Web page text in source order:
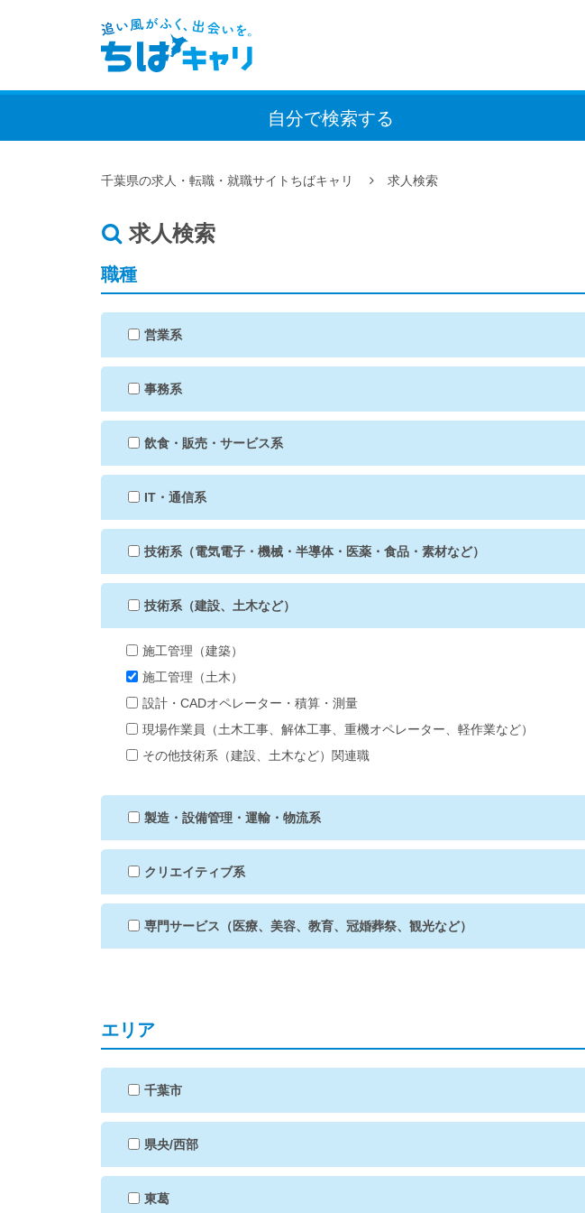
自分で検索する
千葉県の求人・転職・就職サイトちばキャリ 求人検索
求人検索
職種
営業系
事務系
飲食・販売・サービス系
IT・通信系
技術系（電気電子・機械・半導体・医薬・食品・素材など）
技術系（建設、土木など）
施工管理（建築）
施工管理（土木）
設計・CADオペレーター・積算・測量
現場作業員（土木工事、解体工事、重機オペレーター、軽作業など）
その他技術系（建設、土木など）関連職
製造・設備管理・運輸・物流系
クリエイティブ系
専門サービス（医療、美容、教育、冠婚葬祭、観光など）
エリア
千葉市
県央/西部
東葛